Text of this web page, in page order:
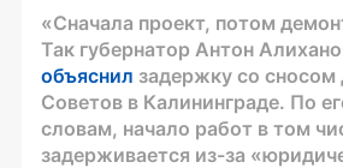
«Сначала проект, потом
Так губернатор Антон
объяснил задержку со
Советов в Калининграде. По
словам, начало работ в том
задерживается из-за